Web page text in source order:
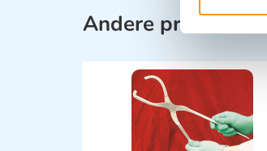
Andere producten